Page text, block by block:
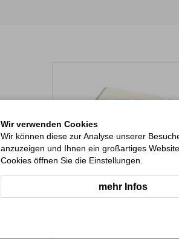
Wir verwenden Cookies
Wir können diese zur Analyse unserer
anzuzeigen und Ihnen ein großartiges
Cookies öffnen Sie die Einstellungen.
mehr Infos